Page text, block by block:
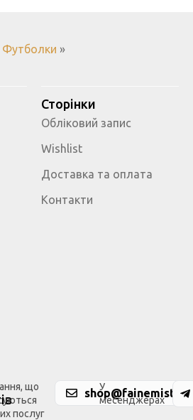
Футболки »
Сторінки
Обліковий запис
Wishlist
Доставка та оплата
Контакти
що
послуг
У
месенджерах